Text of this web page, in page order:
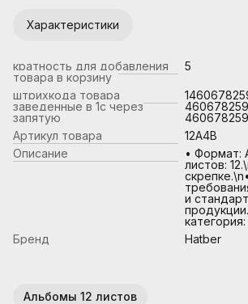
Характеристики
кратность для добавления
товара в корзину
5
штрихкода товара
заведенные в 1с через
запятую
Артикул товара
12А4В
Описание
• Формат:
листов:
и
категория:
Бренд
Hatber
Альбомы 12 листов